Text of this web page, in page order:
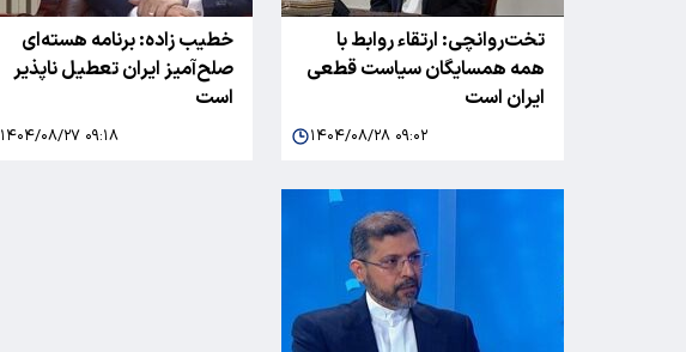
تخت‌روانچی: ارتقاء روابط با
همه همسایگان سیاست قطعی
ایران است
۱۴۰۴/۰۸/۲۸ ۰۹:۰۲
خطیب زاده: برنامه هسته‌ای
صلح‌آمیز ایران تعطیل ناپذیر
است
۱۴۰۴/۰۸/۲۷ ۰۹:۱۸